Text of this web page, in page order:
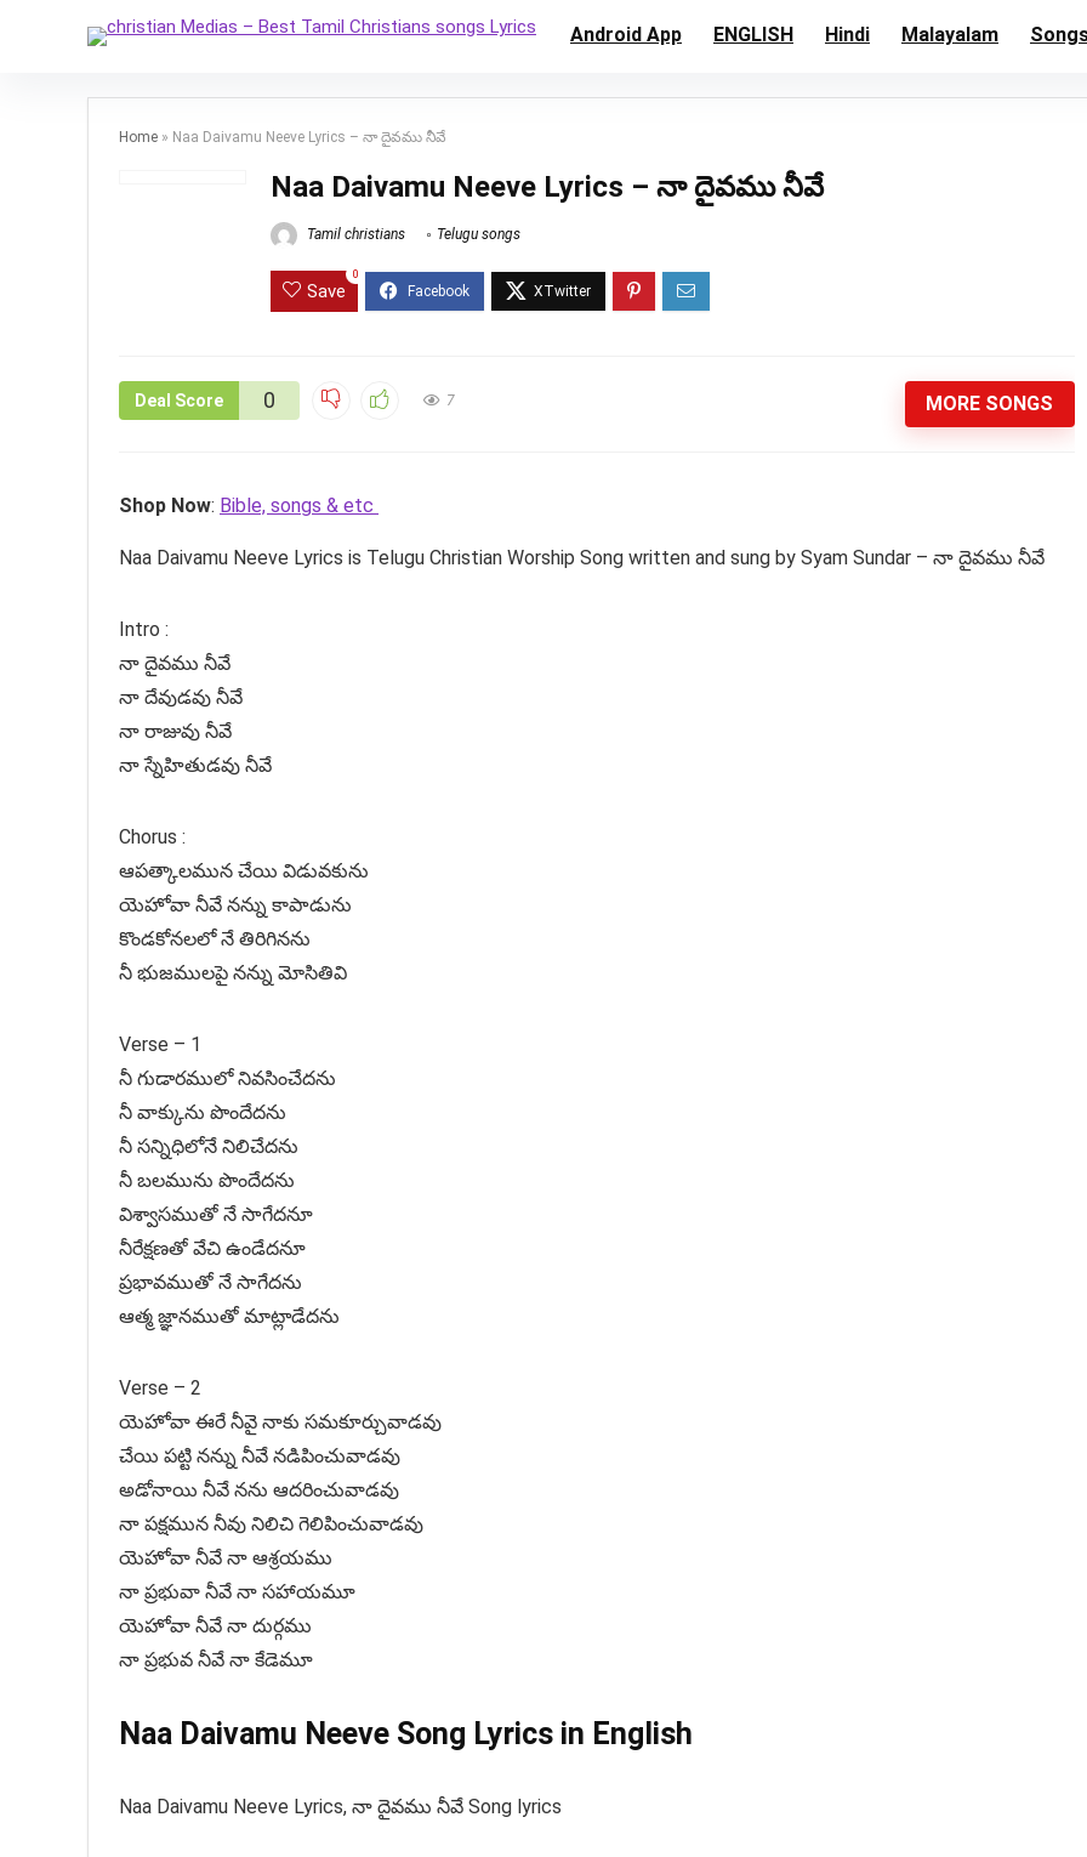
Android App ENGLISH Hindi Malayalam
Home » Naa Daivamu Neeve Lyrics – నా దైవము నీవే
Naa Daivamu Neeve Lyrics – నా దైవము నీవే
Tamil christians Telugu songs
Save
0
Deal Score 0 7 MORE SONGS
Shop Now: Bible, songs & etc
Naa Daivamu Neeve Lyrics is Telugu Christian Worship Song written and sung by Syam Sundar – నా దైవము నీవే
Intro :
నా దైవము నీవే
నా దేవుడవు నీవే
నా రాజువు నీవే
నా స్నేహితుడవు నీవే
Chorus :
ఆపత్కాలమున చేయి విడువకును
యెహోవా నీవే నన్ను కాపాడును
కొండకోనలలో నే తిరిగినను
నీ భుజములపై నన్ను మోసితివి
Verse – 1
నీ గుడారములో నివసించేదను
నీ వాక్కును పొందేదను
నీ సన్నిధిలోనే నిలిచేదను
నీ బలమును పొందేదను
విశ్వాసముతో నే సాగేదనూ
నీరేక్షణతో వేచి ఉండేదనూ
ప్రభావముతో నే సాగేదను
ఆత్మ జ్ఞానముతో మాట్లాడేదను
Verse – 2
యెహోవా ఈరే నీవై నాకు సమకూర్చువాడవు
చేయి పట్టి నన్ను నీవే నడిపించువాడవు
అడోనాయి నీవే నను ఆదరించువాడవు
నా పక్షమున నీవు నిలిచి గెలిపించువాడవు
యెహోవా నీవే నా ఆశ్రయము
నా ప్రభువా నీవే నా సహాయమూ
యెహోవా నీవే నా దుర్గము
నా ప్రభువ నీవే నా కేడెమూ
Naa Daivamu Neeve Song Lyrics in English
Naa Daivamu Neeve Lyrics, నా దైవము నీవే Song lyrics